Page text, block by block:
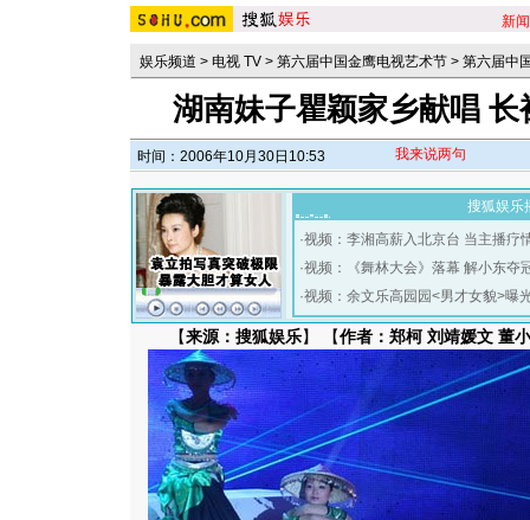
新闻
娱乐频道 > 电视 TV > 第六届中国金鹰电视艺术节 > 第六届中
湖南妹子瞿颖家乡献唱
时间：2006年10月30日10:53 我来说两句
搜狐娱乐
·视频：李湘高薪入北京台 当主播疗
·视频：《舞林大会》落幕 解小东夺
·视频：余文乐高园园<男才女貌>曝
【来源：搜狐娱乐】 【作者：郑柯 刘靖媛文 董